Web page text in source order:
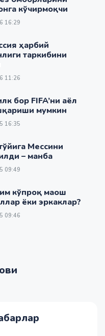
кўчирмоқчи
16:29
ҳарбий
таркибини
11:26
бор FIFA’ни аёл
мумкин
16:35
Мессини
– манба
09:49
кўпроқ маош
ёки эркаклар?
09:46